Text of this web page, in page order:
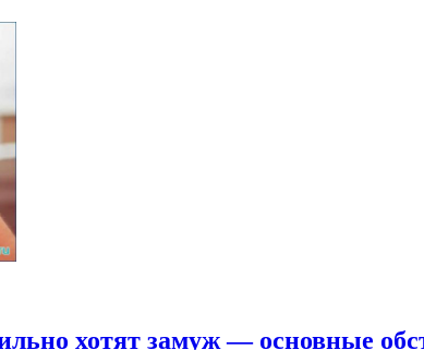
хотят замуж — основные